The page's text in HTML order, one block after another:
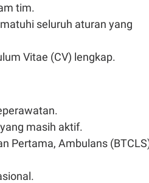
tim.
seluruh aturan yang
Vitae (CV) lengkap.
masih aktif.
Pertama, Ambulans